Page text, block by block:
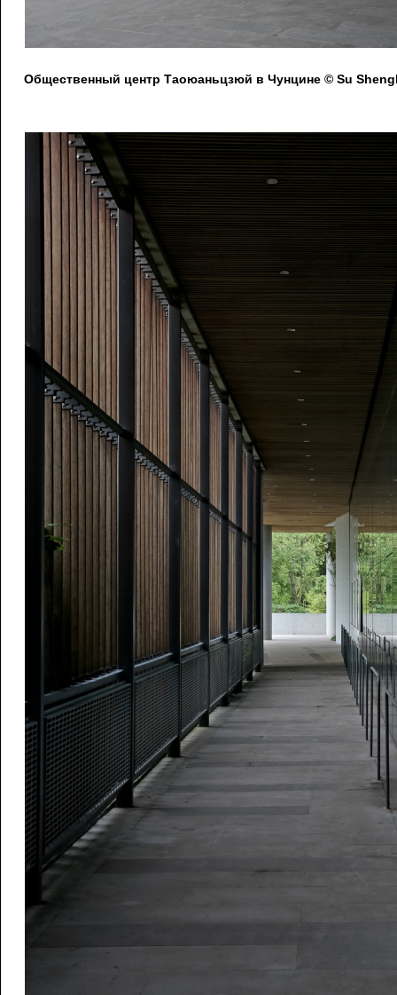
Общественный центр Таоюаньцзюй в Чунцине © Su